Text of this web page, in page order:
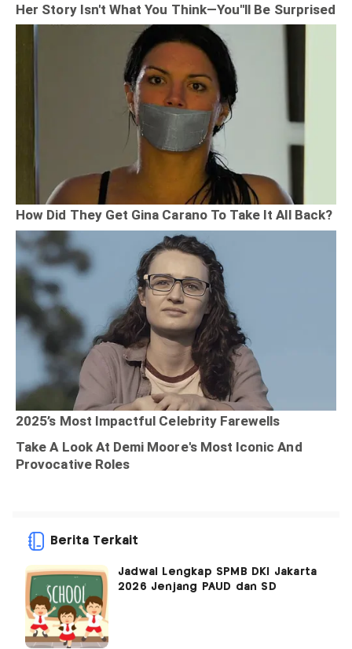
Berita Terkait
Jadwal Lengkap SPMB DKI Jakarta
2026 Jenjang PAUD dan SD